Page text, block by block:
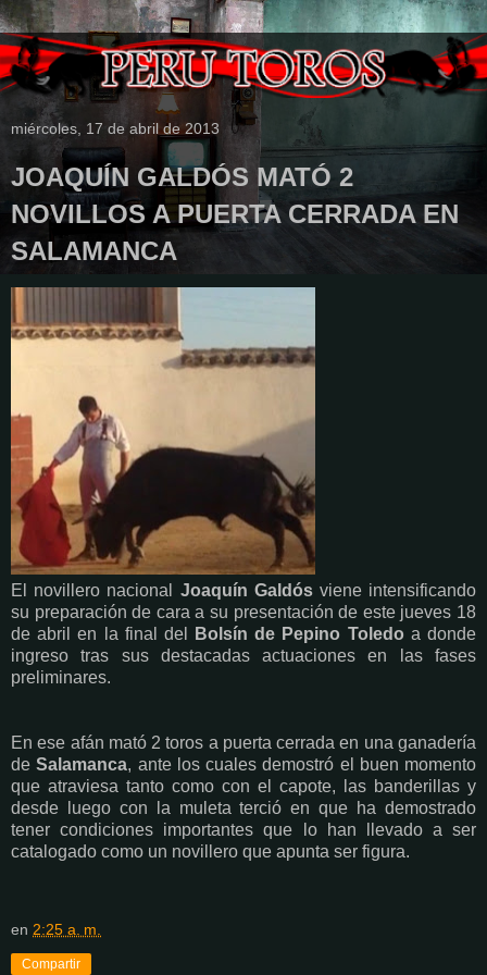
miércoles, 17 de abril de 2013
JOAQUÍN GALDÓS MATÓ 2
NOVILLOS A PUERTA CERRADA EN
SALAMANCA
El novillero nacional Joaquín Galdósviene intensificando
su preparación de cara a su presentación de este jueves 18
de abril en la final del
Bolsín de Pepino Toledo a donde
ingreso tras sus destacadas actuaciones en las fases
preliminares.
En ese afán mató 2 toros a puerta cerrada en una ganadería
deSalamanca, ante los cuales demostró el buen momento
que atraviesa tanto como con el capote, las banderillas y
desde luego con la muleta terció en que ha demostrado
tener condiciones importantes que lo han llevado a ser
catalogado como un novillero que apunta ser figura.
en 2:25 a. m.
Compartir